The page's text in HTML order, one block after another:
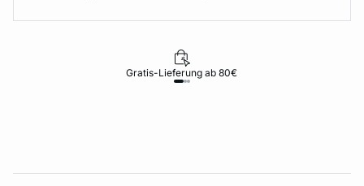
Gratis-Lieferung ab 80€